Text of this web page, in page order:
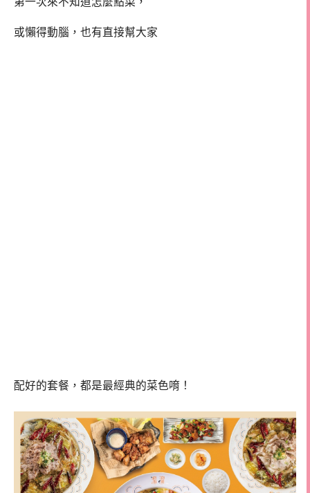
或懶得動腦，也有直接幫大家
配好的套餐，都是最經典的菜色唷！